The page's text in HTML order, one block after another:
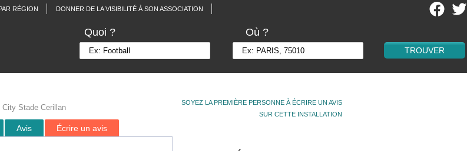
RÉGION DONNER DE LA VISIBILITÉ À SON ASSOCIATION
Quoi ? Où ?
SOYEZ LA PREMIÈRE PERSONNE À ÉCRIRE UN AVIS
SUR CETTE INSTALLATION
City Stade Cerillan
Avis Écrire un avis